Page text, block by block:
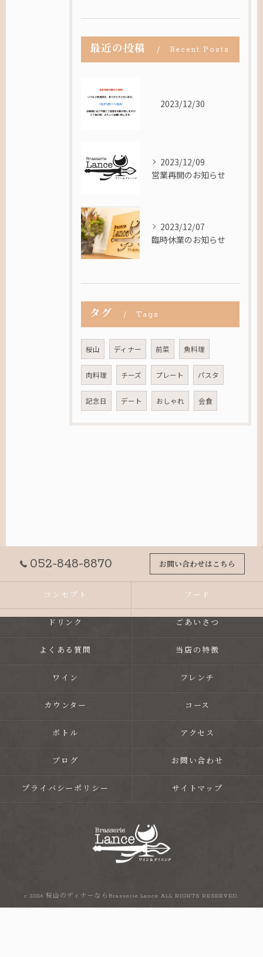
最近の投稿 Recent Posts
2023/12/30
2023/12/09
営業再開のお知らせ
2023/12/07
臨時休業のお知らせ
タグ Tags
桜山 ディナー 前菜 魚料理
肉料理 チーズ プレート パスタ
記念日 デート おしゃれ 会食
052-848-8870 お問い合わせはこちら
コンセプト フード
ドリンク ごあいさつ
よくある質問 当店の特徴
ワイン フレンチ
カウンター コース
ボトル アクセス
ブログ お問い合わせ
プライバシーポリシー サイトマップ
c 2026 桜山のディナーならBrasserie Lance ALL RIGHTS RESERVED.